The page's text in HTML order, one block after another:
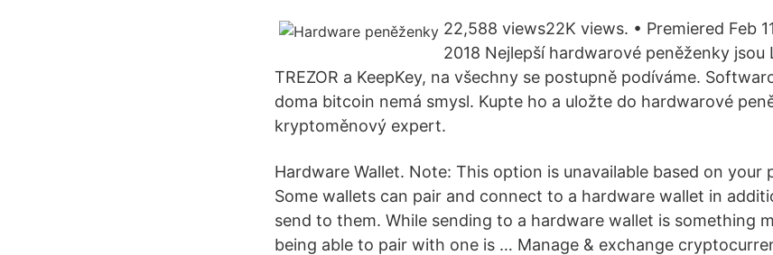
22,588 views22K views. • Premiered Feb
2018 Nejlepší hardwarové peněženky jsou
TREZOR a KeepKey, na všechny se postupně podíváme.
doma bitcoin nemá smysl. Kupte ho a uložte do hardwarové
kryptoměnový expert.
Hardware Wallet. Note: This option is unavailable based on your
Some wallets can pair and connect to a hardware wallet in
send to them. While sending to a hardware wallet is something
being able to pair with one is … Manage & exchange